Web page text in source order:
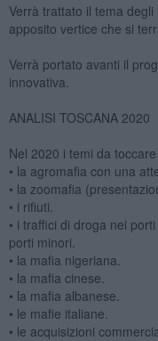
Verrà trattato il tema
apposito vertice che si
Verrà portato avanti il
innovativa.
ANALISI TOSCANA 2020
Nel 2020 i temi da
• la agromafia con una
• la zoomafia
• i rifiuti.
• i traffici di droga nei
porti minori.
• la mafia nigeriana.
• la mafia cinese.
• la mafia albanese.
• le mafie italiane.
• le acquisizioni